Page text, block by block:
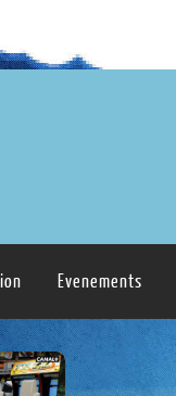
Evenements